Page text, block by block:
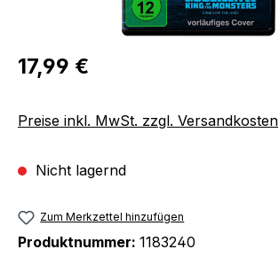
Regulärer Preis:
17,99 €
Preise inkl. MwSt. zzgl. Versandkosten
Nicht lagernd
Zum Merkzettel hinzufügen
Produktnummer: 1183240